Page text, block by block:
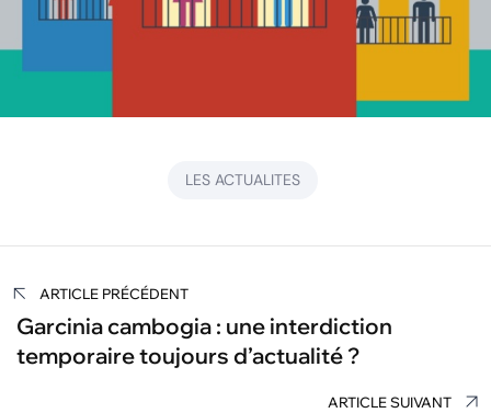
LES ACTUALITES
Navigation
de
l’article
ARTICLE PRÉCÉDENT
Garcinia cambogia : une interdiction
temporaire toujours d’actualité ?
ARTICLE SUIVANT